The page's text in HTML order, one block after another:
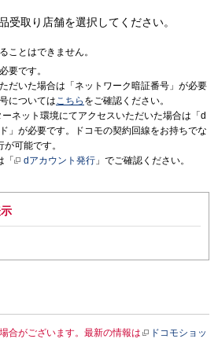
受取り店舗を選択してください。
ことはできません。
要です。
だいた場合は「ネットワーク暗証番号」が必要
についてはこちら をご確認ください。
ネット環境にてアクセスいただいた場合は「d
」が必要です。ドコモの契約回線をお持ちでな
可能です。
「
dアカウント発行 」でご確認ください。
合がございます。最新の情報は
ドコモショッ